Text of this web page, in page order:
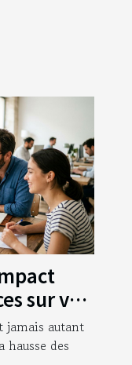
sur vos
jamais autant
hausse des